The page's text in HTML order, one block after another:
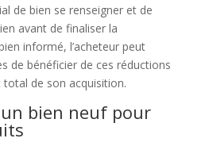
de bien se renseigner et de
avant de finaliser la
informé, l’acheteur peut
de bénéficier de ces réductions
de son acquisition.
bien neuf pour